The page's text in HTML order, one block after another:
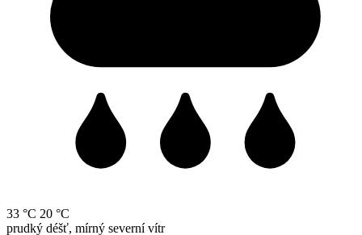
33 °C 20 °C
prudký déšť, mírný severní vítr